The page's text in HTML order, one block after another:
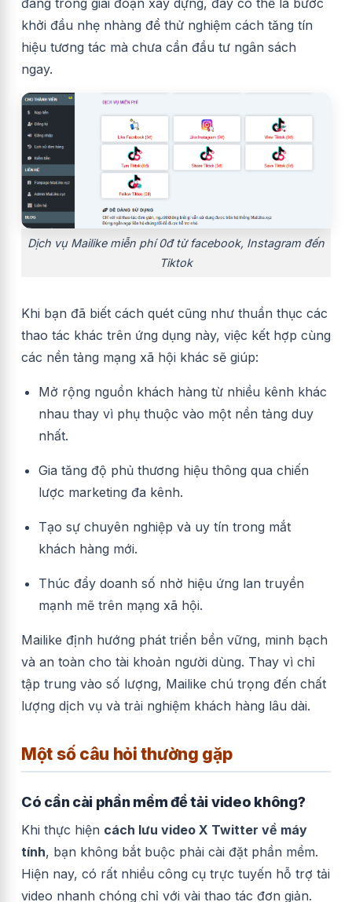
khởi đầu nhẹ nhàng để thử nghiệm cách tăng tín
hiệu tương tác mà chưa cần đầu tư ngân sách
ngay.
Dịch vụ Mailike miễn phí 0đ từ facebook, Instagram đến
Tiktok
Khi bạn đã biết cách quét cũng như thuần thục các
thao tác khác trên ứng dụng này, việc kết hợp cùng
các nền tảng mạng xã hội khác sẽ giúp:
Mở rộng nguồn khách hàng từ nhiều kênh khác
nhau thay vì phụ thuộc vào một nền tảng duy
nhất.
Gia tăng độ phủ thương hiệu thông qua chiến
lược marketing đa kênh.
Tạo sự chuyên nghiệp và uy tín trong mắt
khách hàng mới.
Thúc đẩy doanh số nhờ hiệu ứng lan truyền
mạnh mẽ trên mạng xã hội.
Mailike định hướng phát triển bền vững, minh bạch
và an toàn cho tài khoản người dùng. Thay vì chỉ
tập trung vào số lượng, Mailike chú trọng đến chất
lượng dịch vụ và trải nghiệm khách hàng lâu dài.
Một số câu hỏi thường gặp
Có cần cài phần mềm để tải video không?
Khi thực hiện cách lưu video X Twitter về máy
tính, bạn không bắt buộc phải cài đặt phần mềm.
Hiện nay, có rất nhiều công cụ trực tuyến hỗ trợ tải
video nhanh chóng chỉ với vài thao tác đơn giản.